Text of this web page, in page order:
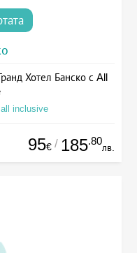
Хотел Банско с All
inclusive
95€ / 185.80
лв.